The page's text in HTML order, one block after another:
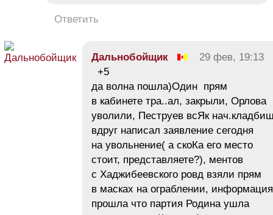
Ответить
Дальнобойщик
29 фев, 19:13
+5
да волна пошла)Один прям
в кабинете тра..ал, закрыли, Орлова
уволили, Пеструев всЯк
вдруг написал заявление сегодня
на увольнение( а скоКа его место
стоит, представляете?), ментов
с Хаджибеевского ровд взяли прям
в масках на ограблении, информация
прошла что партия Родина ушла